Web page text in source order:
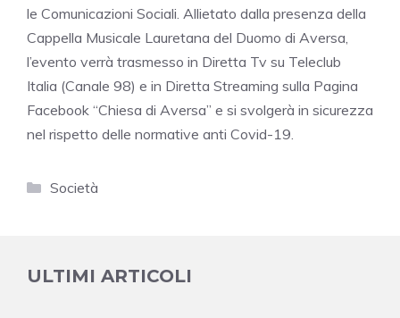
le Comunicazioni Sociali. Allietato dalla presenza della
Cappella Musicale Lauretana del Duomo di Aversa,
l’evento verrà trasmesso in Diretta Tv su Teleclub
Italia (Canale 98) e in Diretta Streaming sulla Pagina
Facebook “Chiesa di Aversa” e si svolgerà in sicurezza
nel rispetto delle normative anti Covid-19.
Categorie
Società
ULTIMI ARTICOLI